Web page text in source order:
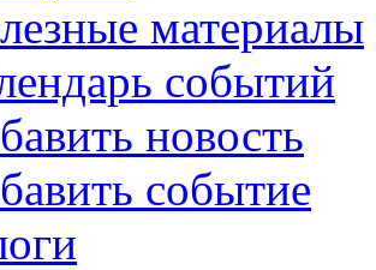
материалы
событий
новость
событие